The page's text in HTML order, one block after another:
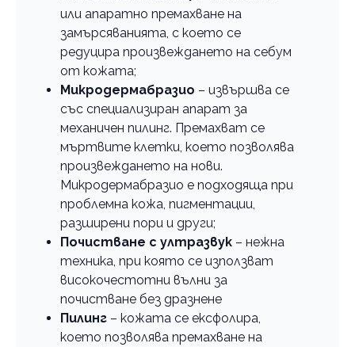
или апаратно премахване на
замърсяванията, с което се
редуцира произвеждането на себум
от кожата;
Микродермабразио – извършва се
със специализиран апарат за
механичен пилинг. Премахват се
мъртвите клетки, което позволява
произвеждането на нови.
Микродермабразио е подходяща при
проблемна кожа, пигментации,
разширени пори и други;
Почистване с ултразвук – нежна
техника, при която се използват
високочестотни вълни за
почистване без дразнене
Пилинг – кожата се ексфолира,
което позволява премахване на